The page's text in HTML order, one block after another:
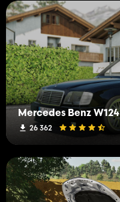
Mercedes Benz W124
26 362